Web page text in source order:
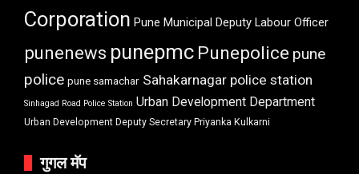
Corporation Pune Municipal Deputy Labour Officer
punenews punepmc Punepolice pune
police pune samachar Sahakarnagar police station
Sinhagad Road Police Station Urban Development Department
Urban Development Deputy Secretary Priyanka Kulkarni
गुगल मॅप